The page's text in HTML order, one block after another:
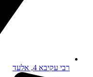
רבי עקיבא 4, אלעד